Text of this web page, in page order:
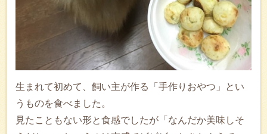
生まれて初めて、飼い主が作る「手作りおやつ」とい
うものを食べました。
見たこともない形と食感でしたが「なんだか美味しそ